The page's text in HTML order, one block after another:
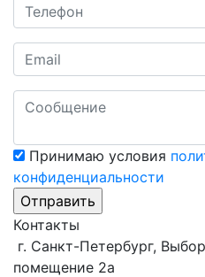
Принимаю условия
конфиденциальности
Контакты
г. Санкт-Петербург,
помещение 2а